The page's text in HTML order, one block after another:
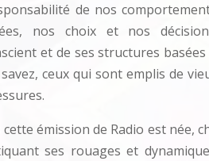
de nos
nos choix et nos
et de ses structures
ceux qui sont emplis de
émission de Radio est née,
ses rouages et